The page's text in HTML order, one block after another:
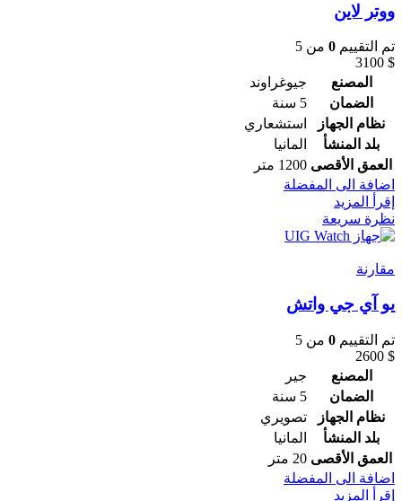
ووتر لاين
تم التقييم 0 من 5
3100 $
المصنع
جيوغراوند
الضمان
5 سنة
نظام الجهاز
استشعاري
بلد المنشأ
المانيا
العمق الأقصى 1200 متر
اضافة الى المفضلة
إقرأ المزيد
نظرة سريعة
مقارنة
يو آي جي واتش
تم التقييم 0 من 5
2600 $
المصنع
جير
الضمان
5 سنة
نظام الجهاز
تصويري
بلد المنشأ
المانيا
العمق الأقصى 20 متر
اضافة الى المفضلة
إقرأ المزيد